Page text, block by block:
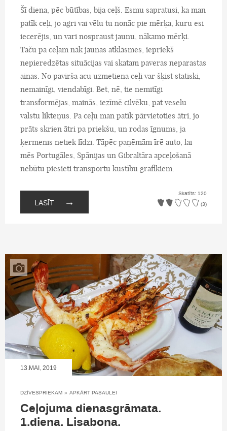
Šī diena, pēc būtības, bija ceļš. Esmu sapratusi, ka man
patīk ceļi, jo agri vai vēlu tu nonāc pie mērķa, kuru esi
iecerējis, un vari nospraust jaunu, nākamo mērķi.
Taču pa ceļam nāk jaunas atklāsmes, iepriekš
nepieredzētas situācijas vai skatam paveras neparastas
ainas. No pavirša acu uzmetiena ceļi var šķist statiski,
nemainīgi, viendabīgi. Bet, nē, tie nemitīgi
transformējas, mainās, iezīmē cilvēku, pat veselu
valstu likteņus. Pa ceļu man patīk pārvietoties ātri, jo
prāts skrien ātri pa priekšu, un rodas īgnums, ja
ķermenis netiek līdzi. Tāpēc paņēmām īrē auto, lai
mēs Portugāles, Spānijas un Gibraltāra apceļošanā
nebūtu piesieti transportu kustību grafikiem.
LASĪT →
Skatīts: 120
(3)
13.MAI, 2019
DZĪVESPRIEKAM » APKĀRT PASAULEI
Ceļojuma dienasgrāmata.
1.diena. Lisabona.